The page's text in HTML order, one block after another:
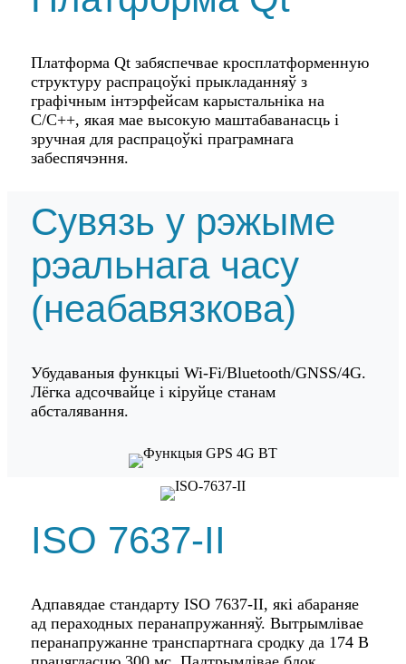
Платформа Qt забяспечвае кросплатформенную
структуру распрацоўкі прыкладанняў з
графічным інтэрфейсам карыстальніка на
C/C++, якая мае высокую маштабаванасць і
зручная для распрацоўкі праграмнага
забеспячэння.
Сувязь у рэжыме
рэальнага часу
(неабавязкова)
Убудаваныя функцыі Wi-Fi/Bluetooth/GNSS/4G.
Лёгка адсочвайце і кіруйце станам
абсталявання.
ISO 7637-II
Адпавядае стандарту ISO 7637-II, які абараняе
ад пераходных перанапружанняў. Вытрымлівае
перанапружанне транспартнага сродку да 174 В